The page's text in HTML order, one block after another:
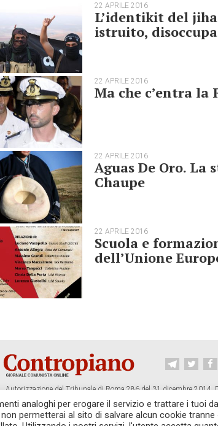
22 APRILE 2016
L’identikit del
istruito,
22 APRILE 2016
Ma che c’entra la
22 APRILE 2016
Aguas De Oro. La
Chaupe
22 APRILE 2016
Scuola e
dell’Unione
Autorizzazione del Tribunale di Roma 286 del 31 dicembre 2014.
Tel. 06.640.122.19 -
redazione@contropiano.org
SOSTIENICI! REDAZIONE CONTATTI TG
analoghi per erogare il servizio e trattare i tuoi
permetterai al sito di salvare alcun cookie